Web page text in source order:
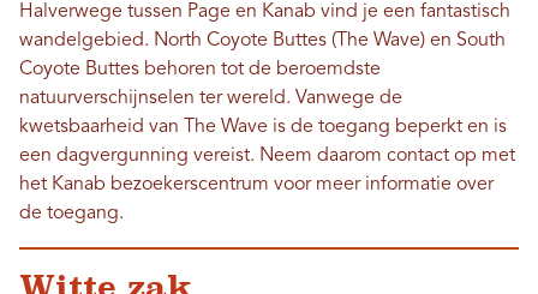
Halverwege tussen Page en Kanab vind je een fantastisch
wandelgebied. North Coyote Buttes (The Wave) en South
Coyote Buttes behoren tot de beroemdste
natuurverschijnselen ter wereld. Vanwege de
kwetsbaarheid van The Wave is de toegang beperkt en is
een dagvergunning vereist. Neem daarom contact op met
het Kanab bezoekerscentrum voor meer informatie over
de toegang.
Witte zak